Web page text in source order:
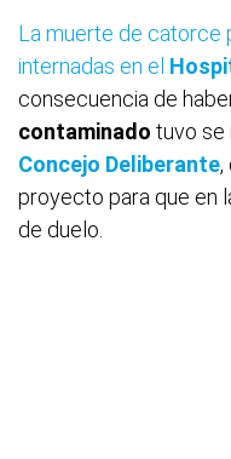
La muerte de catorce
internadas en el
consecuencia de
contaminado tuvo se
Concejo Deliberante,
proyecto para que en
de duelo.